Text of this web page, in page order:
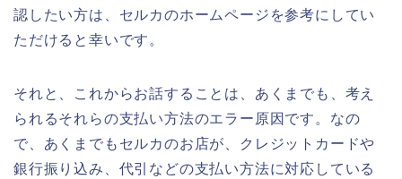
認したい方は、セルカのホームページを参考にしてい
ただけると幸いです。
それと、これからお話することは、あくまでも、考え
られるそれらの支払い方法のエラー原因です。なの
で、あくまでもセルカのお店が、クレジットカードや
銀行振り込み、代引などの支払い方法に対応している